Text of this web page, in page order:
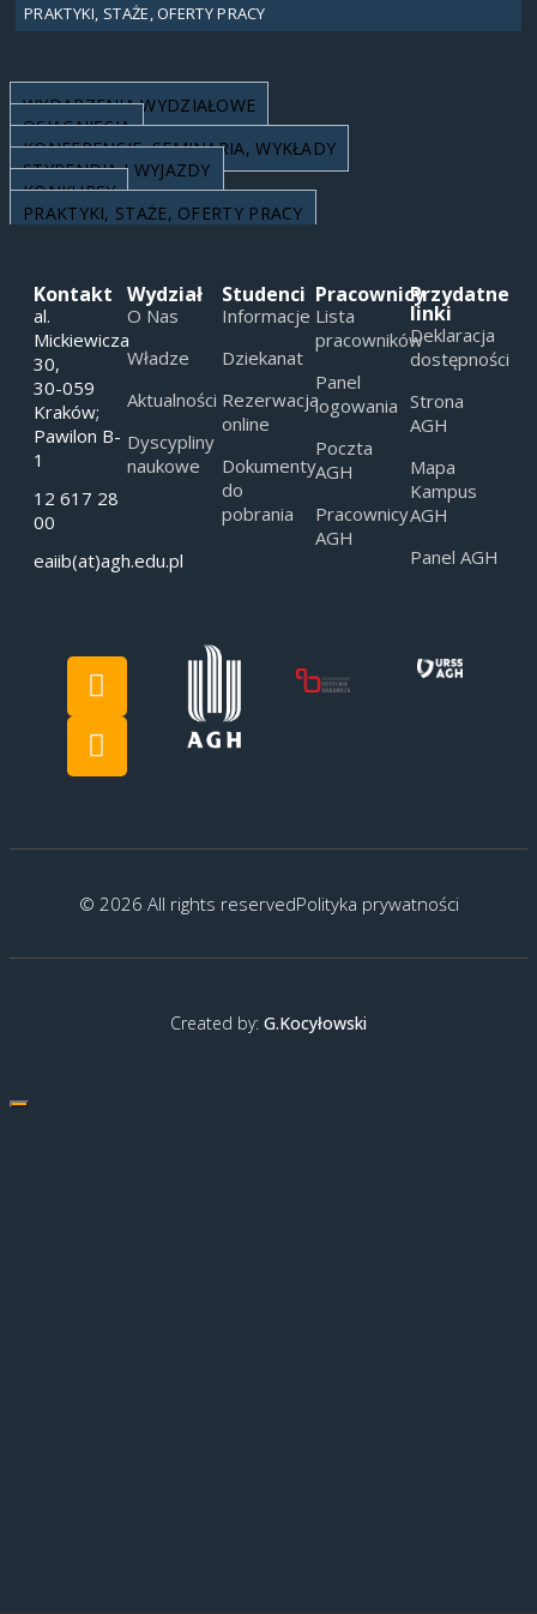
PRAKTYKI, STAŻE, OFERTY PRACY
WYDARZENIA WYDZIAŁOWE
OSIĄGNIĘCIA
KONFERENCJE, SEMINARIA, WYKŁADY
STYPENDIA I WYJAZDY
KONKURSY
PRAKTYKI, STAŻE, OFERTY PRACY
Kontakt
al.
Mickiewicza
30,
30-059
Kraków;
Pawilon B-
1
12 617 28
00
eaiib(at)agh.edu.pl
Wydział
O Nas
Władze
Aktualności
Dyscypliny
naukowe
Studenci
Informacje
Dziekanat
Rezerwacja
online
Dokumenty
do
pobrania
Pracownicy
Lista
pracowników
Panel
logowania
Poczta
AGH
Pracownicy
AGH
Przydatne
linki
Deklaracja
dostępności
Strona
AGH
Mapa
Kampus
AGH
Panel AGH
© 2026 All rights reservedPolityka prywatności
Created by: G.Kocyłowski